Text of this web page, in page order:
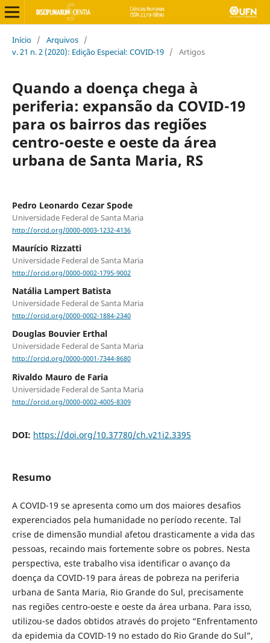
Início / Arquivos /
v. 21 n. 2 (2020): Edição Especial: COVID-19 / Artigos
Quando a doença chega à
periferia: expansão da COVID-19
para os bairros das regiões
centro-oeste e oeste da área
urbana de Santa Maria, RS
Pedro Leonardo Cezar Spode
Universidade Federal de Santa Maria
http://orcid.org/0000-0003-1232-4136
Maurício Rizzatti
Universidade Federal de Santa Maria
http://orcid.org/0000-0002-1795-9002
Natália Lampert Batista
Universidade Federal de Santa Maria
http://orcid.org/0000-0002-1884-2340
Douglas Bouvier Erthal
Universidade Federal de Santa Maria
http://orcid.org/0000-0001-7344-8680
Rivaldo Mauro de Faria
Universidade Federal de Santa Maria
http://orcid.org/0000-0002-4005-8309
DOI: https://doi.org/10.37780/ch.v21i2.3395
Resumo
A COVID-19 se apresenta como um dos maiores desafios
experenciados pela humanidade no período recente. Tal
crise de dimensão mundial afetou drasticamente a vida das
pessoas, recaindo mais fortemente sobre os pobres. Nesta
perspectiva, este trabalho visa identificar o avanço da
doença da COVID-19 para áreas de pobreza na periferia
urbana de Santa Maria, Rio Grande do Sul, precisamente
nas regiões centro-oeste e oeste da área urbana. Para isso,
utilizou-se dados obtidos através do projeto “Enfrentamento
da epidemia da COVID-19 no estado do Rio Grande do Sul”,